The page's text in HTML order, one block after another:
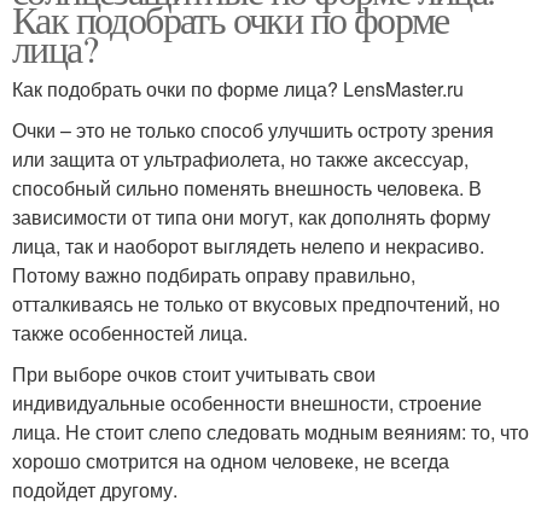
Как подобрать очки по форме
лица?
Как подобрать очки по форме лица? LensMaster.ru
Очки – это не только способ улучшить остроту зрения
или защита от ультрафиолета, но также аксессуар,
способный сильно поменять внешность человека. В
зависимости от типа они могут, как дополнять форму
лица, так и наоборот выглядеть нелепо и некрасиво.
Потому важно подбирать оправу правильно,
отталкиваясь не только от вкусовых предпочтений, но
также особенностей лица.
При выборе очков стоит учитывать свои
индивидуальные особенности внешности, строение
лица. Не стоит слепо следовать модным веяниям: то, что
хорошо смотрится на одном человеке, не всегда
подойдет другому.